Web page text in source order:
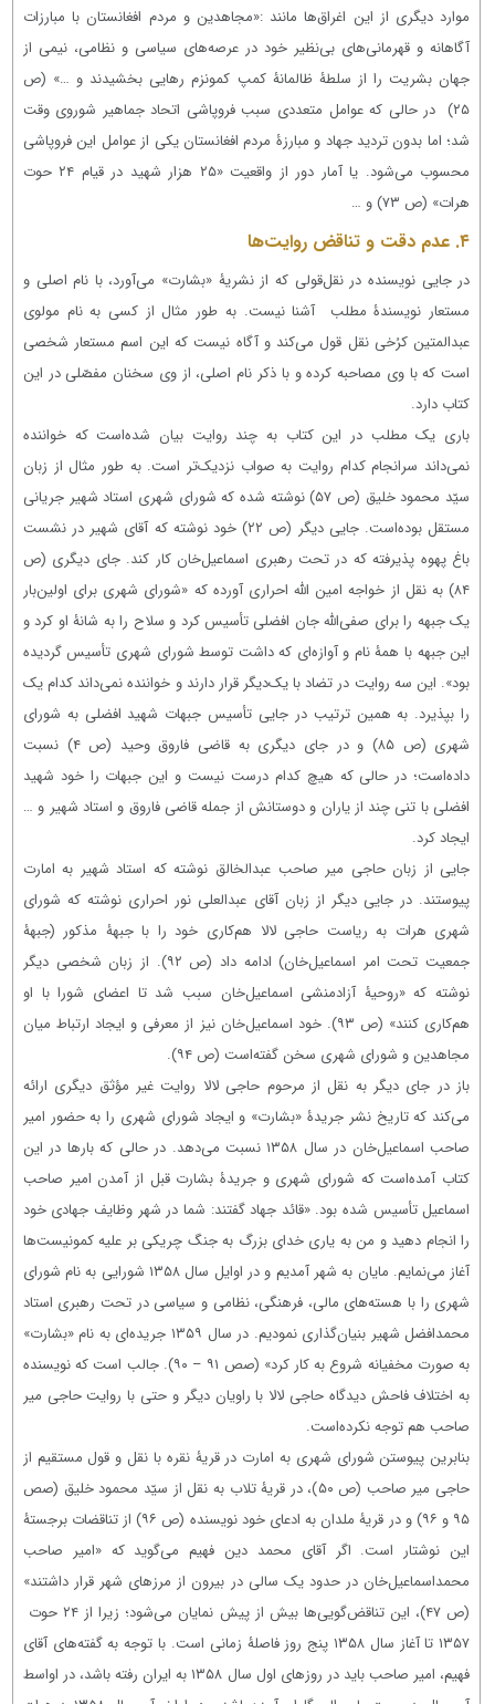
موارد دیگری از این اغراق‌ها مانند :«مجاهدین و مردم افغانستان با مبارزات
آگاهانه و قهرمانی‌های بی‌نظیر خود در عرصه‌های سیاسی و نظامی، نیمی از
جهان بشریت را از سلطۀ ظالمانۀ کمپ کمونزم رهایی بخشیدند و …» (ص
۲۵)
در حالی که عوامل متعددی سبب فروپاشی اتحاد جماهیر شوروی وقت
شد؛ اما بدون تردید جهاد و مبارزۀ مردم افغانستان یکی از عوامل این فروپاشی
محسوب می‌شود. یا آمار دور از واقعیت «۲۵ هزار شهید در قیام ۲۴ حوت
هرات» (ص ۷۳) و …
۴. عدم دقت و تناقض روایت‌ها
در جایی نویسنده در نقل‌قولی که از نشریۀ «بشارت» می‌آورد، با نام‌ اصلی و
مستعار نویسندۀ مطلب آشنا نیست. به طور مثال از کسی به نام مولوی
عبدالمتین کرُخی نقل قول می‌کند و آگاه نیست که این اسم مستعار شخصی
است که با وی مصاحبه کرده و با ذکر نام اصلی، از وی سخنان مفصّلی در این
کتاب دارد.
باری یک مطلب در این کتاب به چند روایت بیان شده‌است که خواننده
نمی‌داند سرانجام کدام روایت به صواب نزدیک‌تر است. به طور مثال از زبان
سیّد محمود خلیق (ص ۵۷) نوشته شده که شورای شهری استاد شهیر جریانی
مستقل بوده‌است. جایی دیگر (ص ۲۲) خود نوشته که آقای شهیر در نشست
باغ پهوه پذیرفته که در تحت رهبری اسماعیل‌خان کار کند. جای دیگری (ص
۸۴) به نقل از خواجه امین الله احراری آورده که «شورای شهری برای اولین‌بار
یک جبهه را برای صفی‌الله جان افضلی تأسیس کرد و سلاح را به شانۀ او کرد و
این جبهه با همۀ نام و آوازه‌ای که داشت توسط شورای شهری تأسیس گردیده
بود». این سه روایت در تضاد با یک‌دیگر قرار دارند و خواننده نمی‌داند کدام یک
را بپذیرد. به همین ترتیب در جایی تأسیس جبهات شهید افضلی به شورای
شهری (ص ۸۵) و در جای دیگری به قاضی فاروق وحید (ص ۴) نسبت
داده‌است؛ در حالی که هیچ کدام درست نیست و این جبهات را خود شهید
افضلی با تنی چند از یاران و دوستانش از جمله قاضی فاروق و استاد شهیر و …
ایجاد کرد.
جایی از زبان حاجی میر صاحب عبدالخالق نوشته که استاد شهیر به امارت
پیوستند. در جایی دیگر از زبان آقای عبدالعلی نور احراری نوشته که شورای
شهری هرات به ریاست حاجی لالا هم‌کاری خود را با جبهۀ مذکور (جبهۀ
جمعیت تحت امر اسماعیل‌خان) ادامه داد (ص ۹۲). از زبان شخصی دیگر
نوشته که «روحیۀ آزادمنشی اسماعیل‌خان سبب شد تا اعضای شورا با او
هم‌کاری کنند» (ص ۹۳). خود اسماعیل‌خان نیز از معرفی و ایجاد ارتباط میان
مجاهدین و شورای شهری سخن گفته‌است (ص ۹۴).
باز در جای دیگر به نقل از مرحوم حاجی لالا روایت غیر مؤثق دیگری ارائه
می‌کند که تاریخ نشر جریدۀ «بشارت» و ایجاد شورای شهری را به حضور امیر
صاحب اسماعیل‌خان در سال ۱۳۵۸ نسبت می‌دهد. در حالی که بارها در این
کتاب آمده‌است که شورای شهری و جریدۀ بشارت قبل از آمدن امیر صاحب
اسماعیل تأسیس شده بود. «قائد جهاد گفتند: شما در شهر وظایف جهادی خود
را انجام دهید و من به یاری خدای بزرگ به جنگ چریکی بر علیه کمونیست‌ها
آغاز می‌نمایم. مایان به شهر آمدیم و در اوایل سال ۱۳۵۸ شورایی به نام شورای
شهری را با هسته‌های مالی، فرهنگی، نظامی و سیاسی در تحت رهبری استاد
محمدافضل شهیر بنیان‌گذاری نمودیم. در سال ۱۳۵۹ جریده‌ای به نام «بشارت»
به صورت مخفیانه شروع به کار کرد» (صص ۹۱ – ۹۰). جالب است که نویسنده
به اختلاف فاحش دیدگاه حاجی لالا با راویان دیگر و حتی با روایت حاجی میر
صاحب هم توجه نکرده‌است.
بنابرین پیوستن شورای شهری به امارت در قریۀ نقره با نقل و قول مستقیم از
حاجی میر صاحب (ص ۵۰)، در قریۀ تلاب به نقل از سیّد محمود خلیق (صص
۹۵ و ۹۶) و در قریۀ ملدان به ادعای خود نویسنده (ص ۹۶) از تناقضات برجستۀ
این نوشتار است. اگر آقای محمد دین فهیم می‌گوید که «امیر صاحب
محمداسماعیل‌خان در حدود یک سالی در بیرون از مرزهای شهر قرار داشتند»
(ص ۴۷)، این تناقض‌گویی‌ها بیش از پیش نمایان می‌شود؛ زیرا از ۲۴ حوت
۱۳۵۷ تا آغاز سال ۱۳۵۸ پنج روز فاصلۀ زمانی است. با توجه به گفته‌های آقای
فهیم، امیر صاحب باید در روزهای اول سال ۱۳۵۸ به ایران رفته باشد، در اواسط